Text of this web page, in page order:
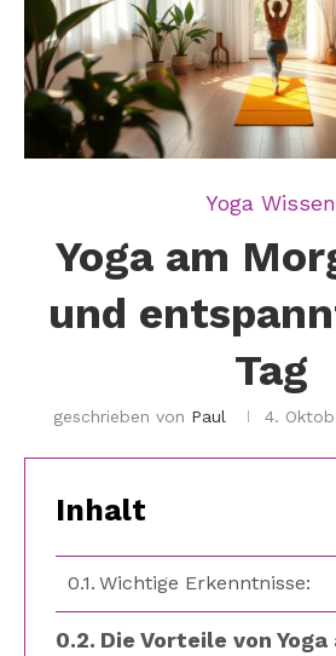
Yoga Wissen
Yoga am
und
Tag
geschrieben von Paul 4.
Inhalt
Wichtige Erkenntnisse:
Die Vorteile von Yoga